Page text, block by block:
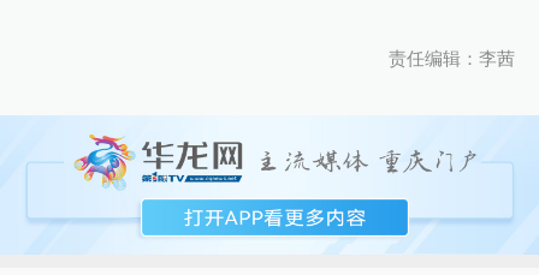
责任编辑：李茜